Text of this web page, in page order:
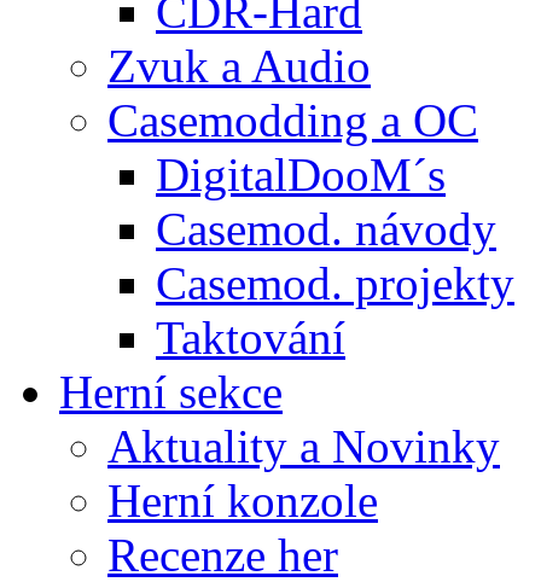
CDR-Hard
Zvuk a Audio
Casemodding a OC
DigitalDooM´s
Casemod. návody
Casemod. projekty
Taktování
Herní sekce
Aktuality a Novinky
Herní konzole
Recenze her